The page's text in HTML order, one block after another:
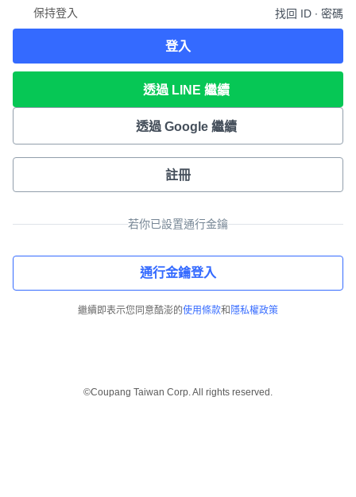
保持登入 找回 ID ∙ 密碼
登入
透過 LINE 繼續
透過 Google 繼續
註冊
若你已設置通行金鑰
通行金鑰登入
繼續即表示您同意酷澎的使用條款和 隱私權政策
©Coupang Taiwan Corp. All rights reserved.